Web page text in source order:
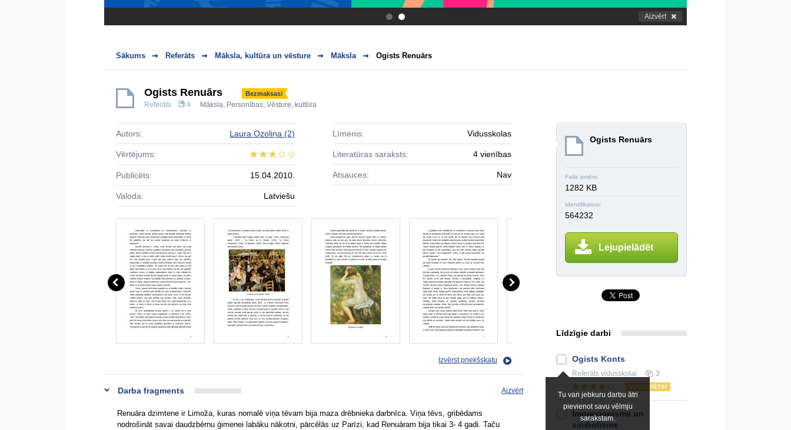
. Aizvērt
Sākums Referāts Māksla, kultūra un vēsture Māksla Ogists Renuārs
Ogists Renuārs Bezmaksas!
Referāts 4 Māksla, Personības, Vēsture, kultūra
Ogists Renuārs
Faila izmērs:
1282 KB
Identifikators:
564232
Lejupielādēt
Autors: Laura Ozoliņa (2)
Vērtējums:
Publicēts: 15.04.2010.
Valoda: Latviešu
Līmenis: Vidusskolas
Literatūras saraksts: 4 vienības
Atsauces: Nav
Izvērst priekšskatu
Darba fragments Aizvērt
Renuāra dzimtene ir Limoža, kuras nomalē viņa tēvam bija maza drēbnieka darbnīca. Viņa tēvs, gribēdams
nodrošināt savai daudzbērnu ģimenei labāku nākotni, pārcēlās uz Parīzi, kad Renuāram bija tikai 3- 4 gadi. Taču
Līdzīgie darbi
Tu vari jebkuru darbu ātri
pievienot savu vēlmju
sarakstam.
Ogists Konts
Referāts vidusskolai 3
NOVĒRTĒTS!
Impresionisms un
simbolisms